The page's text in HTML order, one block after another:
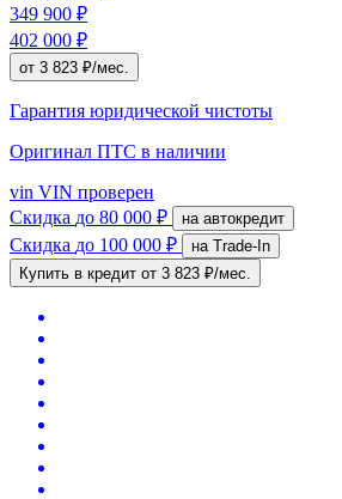
349 900 ₽
402 000 ₽
от 3 823 ₽/мес.
Гарантия юридической чистоты
Оригинал ПТС в наличии
vin VIN проверен
Скидка до 80 000 ₽ на автокредит
Скидка до 100 000 ₽
на Trade-In
Купить в кредит от 3 823 ₽/мес.